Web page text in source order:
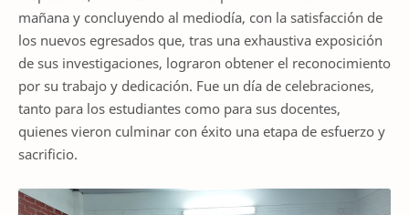
mañana y concluyendo al mediodía, con la satisfacción de
los nuevos egresados que, tras una exhaustiva exposición
de sus investigaciones, lograron obtener el reconocimiento
por su trabajo y dedicación. Fue un día de celebraciones,
tanto para los estudiantes como para sus docentes,
quienes vieron culminar con éxito una etapa de esfuerzo y
sacrificio.